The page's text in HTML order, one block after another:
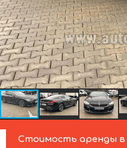
Стоимость аренды в